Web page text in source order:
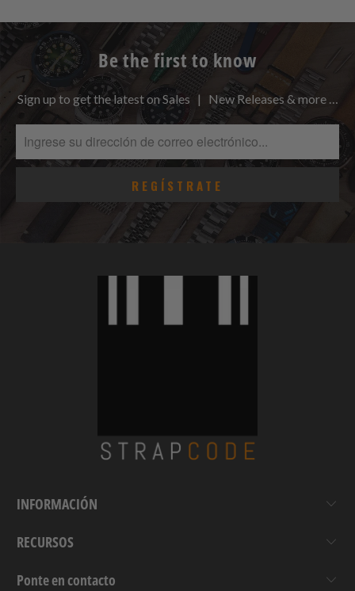
Be the first to know
Sign up to get the latest on Sales | New Releases & more …
INFORMACIÓN
RECURSOS
Ponte en contacto